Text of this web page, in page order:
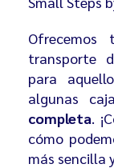
transporte
para
algunas
completa.
cómo
más sencilla